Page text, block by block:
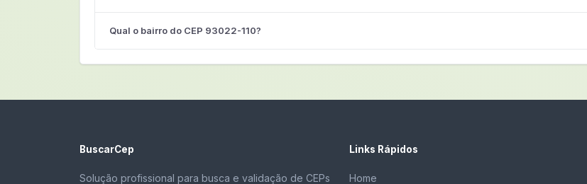
Qual o bairro do CEP 93022-110?
BuscarCep
Solução profissional para busca e validação de CEPs
Links Rápidos
Home